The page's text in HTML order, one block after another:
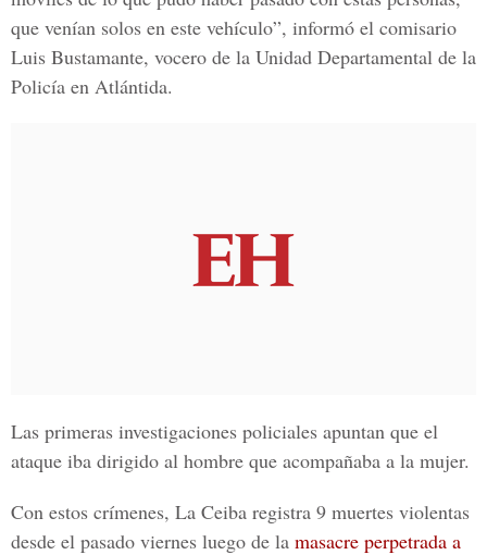
que venían solos en este vehículo”, informó el comisario
Luis Bustamante, vocero de la Unidad Departamental de la
Policía en Atlántida.
Las primeras investigaciones policiales apuntan que el
ataque iba dirigido al hombre que acompañaba a la mujer.
Con estos crímenes, La Ceiba registra 9 muertes violentas
desde el pasado viernes luego de la masacre perpetrada a